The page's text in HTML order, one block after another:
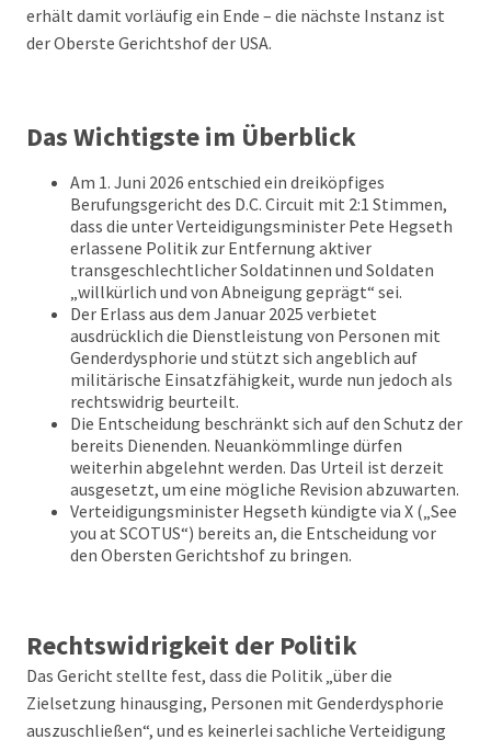
erhält damit vorläufig ein Ende – die nächste Instanz ist
der Oberste Gerichtshof der USA.
Das Wichtigste im Überblick
Am 1. Juni 2026 entschied ein dreiköpfiges
Berufungsgericht des D.C. Circuit mit 2:1 Stimmen,
dass die unter Verteidigungsminister Pete Hegseth
erlassene Politik zur Entfernung aktiver
transgeschlechtlicher Soldatinnen und Soldaten
„willkürlich und von Abneigung geprägt“ sei.
Der Erlass aus dem Januar 2025 verbietet
ausdrücklich die Dienstleistung von Personen mit
Genderdysphorie und stützt sich angeblich auf
militärische Einsatzfähigkeit, wurde nun jedoch als
rechtswidrig beurteilt.
Die Entscheidung beschränkt sich auf den Schutz der
bereits Dienenden. Neuankömmlinge dürfen
weiterhin abgelehnt werden. Das Urteil ist derzeit
ausgesetzt, um eine mögliche Revision abzuwarten.
Verteidigungsminister Hegseth kündigte via X („See
you at SCOTUS“) bereits an, die Entscheidung vor
den Obersten Gerichtshof zu bringen.
Rechtswidrigkeit der Politik
Das Gericht stellte fest, dass die Politik „über die
Zielsetzung hinausging, Personen mit Genderdysphorie
auszuschließen“, und es keinerlei sachliche Verteidigung